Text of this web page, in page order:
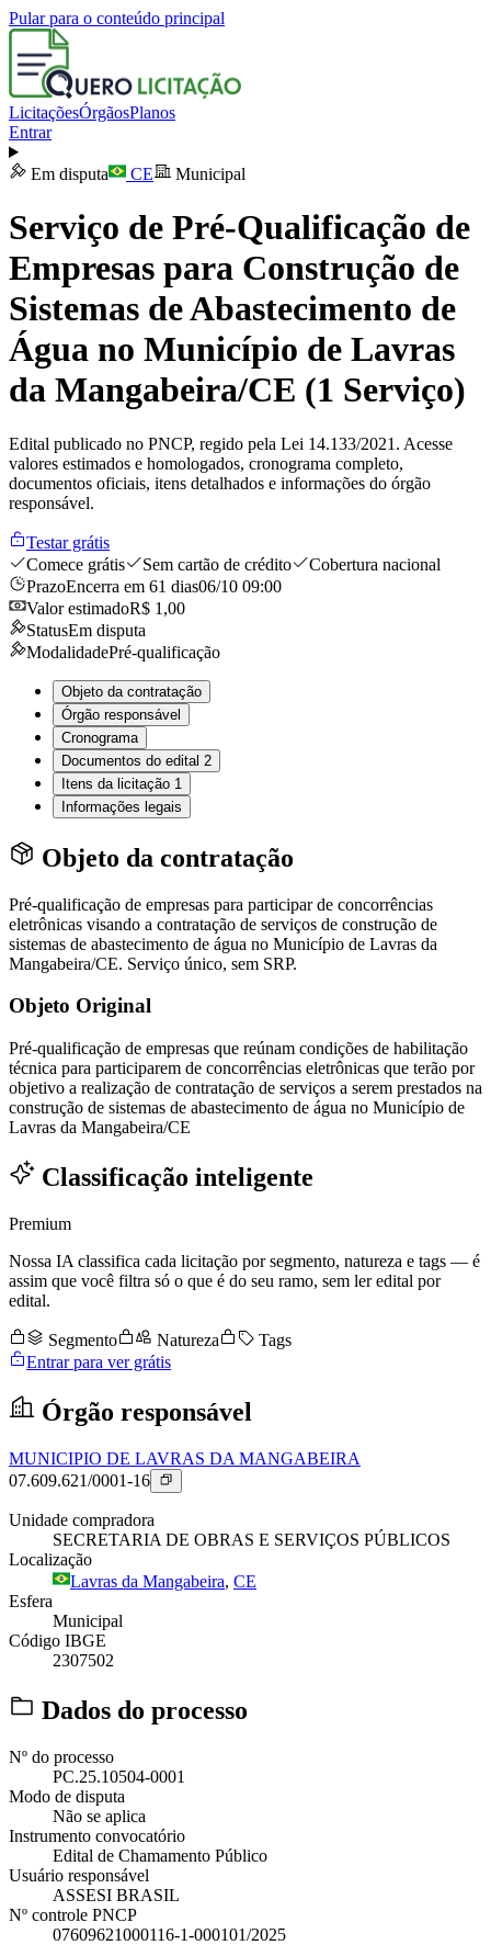
Pular para o conteúdo principal
LicitaçõesÓrgãosPlanos
Entrar
Em disputa CE Municipal
Serviço de Pré-Qualificação de
Empresas para Construção de
Sistemas de Abastecimento de
Água no Município de Lavras
da Mangabeira/CE (1 Serviço)
Edital publicado no PNCP, regido pela Lei 14.133/2021. Acesse
valores estimados e homologados, cronograma completo,
documentos oficiais, itens detalhados e informações do órgão
responsável.
Testar grátis
Comece grátis
Sem cartão de crédito
Cobertura nacional
PrazoEncerra em 61 dias06/10 09:00
Valor estimadoR$ 1,00
StatusEm disputa
ModalidadePré-qualificação
Objeto da contratação
Órgão responsável
Cronograma
Documentos do edital 2
Itens da licitação 1
Informações legais
Objeto da contratação
Pré-qualificação de empresas para participar de concorrências
eletrônicas visando a contratação de serviços de construção de
sistemas de abastecimento de água no Município de Lavras da
Mangabeira/CE. Serviço único, sem SRP.
Objeto Original
Pré-qualificação de empresas que reúnam condições de habilitação
técnica para participarem de concorrências eletrônicas que terão por
objetivo a realização de contratação de serviços a serem prestados na
construção de sistemas de abastecimento de água no Município de
Lavras da Mangabeira/CE
Classificação inteligente
Premium
Nossa IA classifica cada licitação por segmento, natureza e tags — é
assim que você filtra só o que é do seu ramo, sem ler edital por
edital.
Segmento Natureza
Tags
Entrar para ver grátis
Órgão responsável
MUNICIPIO DE LAVRAS DA MANGABEIRA
07.609.621/0001-16
Unidade compradora
SECRETARIA DE OBRAS E SERVIÇOS PÚBLICOS
Localização
Lavras da Mangabeira, CE
Esfera
Municipal
Código IBGE
2307502
Dados do processo
Nº do processo
PC.25.10504-0001
Modo de disputa
Não se aplica
Instrumento convocatório
Edital de Chamamento Público
Usuário responsável
ASSESI BRASIL
Nº controle PNCP
07609621000116-1-000101/2025